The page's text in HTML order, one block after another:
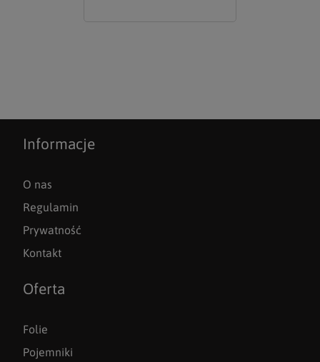
Informacje
O nas
Regulamin
Prywatność
Kontakt
Oferta
Folie
Pojemniki